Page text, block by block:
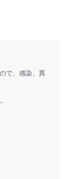
で、感染、異